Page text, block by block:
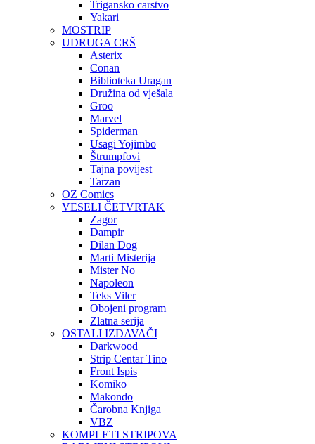
Trigansko carstvo
Yakari
MOSTRIP
UDRUGA CRŠ
Asterix
Conan
Biblioteka Uragan
Družina od vješala
Groo
Marvel
Spiderman
Usagi Yojimbo
Štrumpfovi
Tajna povijest
Tarzan
OZ Comics
VESELI ČETVRTAK
Zagor
Dampir
Dilan Dog
Marti Misterija
Mister No
Napoleon
Teks Viler
Obojeni program
Zlatna serija
OSTALI IZDAVAČI
Darkwood
Strip Centar Tino
Front Ispis
Komiko
Makondo
Čarobna Knjiga
VBZ
KOMPLETI STRIPOVA